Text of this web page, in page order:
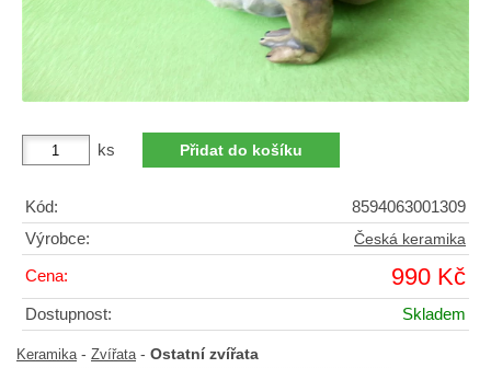
ks
Kód:
8594063001309
Výrobce:
Česká keramika
Cena: 990 Kč
Dostupnost: Skladem
Keramika - Zvířata - Ostatní zvířata